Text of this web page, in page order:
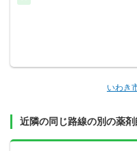
いわき
近隣の同じ路線の別の薬剤